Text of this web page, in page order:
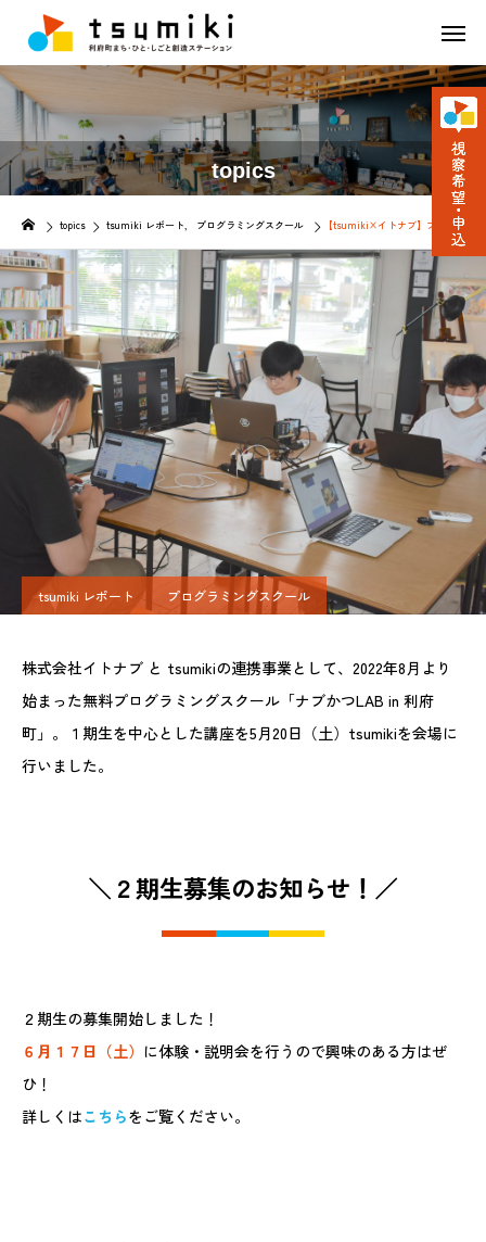
topics
topics tsumiki レポート プログラミングスクール 【tsumiki×イトナブ】プログラミ
tsumiki レポート プログラミングスクール
株式会社イトナブ と tsumikiの連携事業として、2022年8月より
始まった無料プログラミングスクール「ナブかつLAB in 利府
町」。１期生を中心とした講座を5月20日（土）tsumikiを会場に
行いました。
＼２期生募集のお知らせ！／
２期生の募集開始しました！
６月１７日（土） に体験・説明会を行うので興味のある方はぜ
ひ！
詳しくはこちらをご覧ください。